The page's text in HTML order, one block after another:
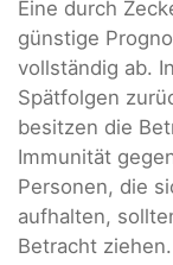
Eine durch
günstige
vollständig ab.
Spätfolgen
besitzen die
Immunität
Personen, die
aufhalten,
Betracht ziehen.